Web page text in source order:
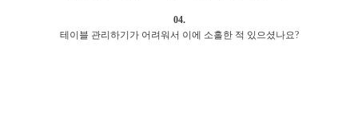
04.
테이블 관리하기가 어려워서 이에 소홀한 적 있으셨나요?